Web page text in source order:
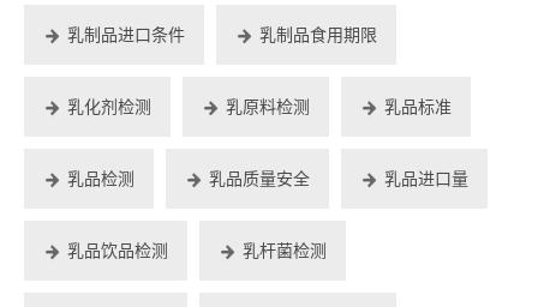
乳制品进口条件 乳制品食用期限
乳化剂检测 乳原料检测 乳品标准
乳品检测 乳品质量安全 乳品进口量
乳品饮品检测 乳杆菌检测